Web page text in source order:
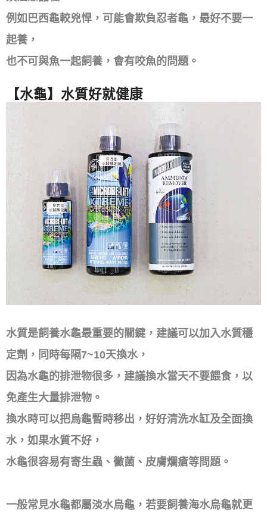
例如巴西龜較兇悍，可能會欺負忍者龜，最好不要一
起養，
也不可與魚一起飼養，會有咬魚的問題。
【水龜】水質好就健康
水質是飼養水龜最重要的關鍵，建議可以加入水質穩
定劑，同時每隔7~10天換水，
因為水龜的排泄物很多，建議換水當天不要餵食，以
免產生大量排泄物。
換水時可以把烏龜暫時移出，好好清洗水缸及全面換
水，如果水質不好，
水龜很容易有寄生蟲、黴菌、皮膚爛瘡等問題。
一般常見水龜都屬淡水烏龜，若要飼養海水烏龜就更